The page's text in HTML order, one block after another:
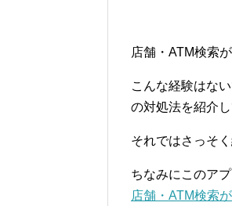
店舗・ATM検索
こんな経験はな
の対処法を紹介し
それではさっそ
ちなみにこのア
店舗・ATM検索